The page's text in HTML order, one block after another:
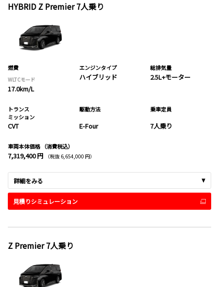
HYBRID Z Premier 7人乗り
燃費
WLTCモード
17.0km/L
エンジンタイプ
ハイブリッド
総排気量
2.5L+モーター
トランス
ミッション
CVT
駆動方法
E-Four
乗車定員
7人乗り
車両本体価格 （消費税込）
7,319,400 円 （税抜 6,654,000 円）
詳細をみる
見積りシミュレーション
Z Premier 7人乗り